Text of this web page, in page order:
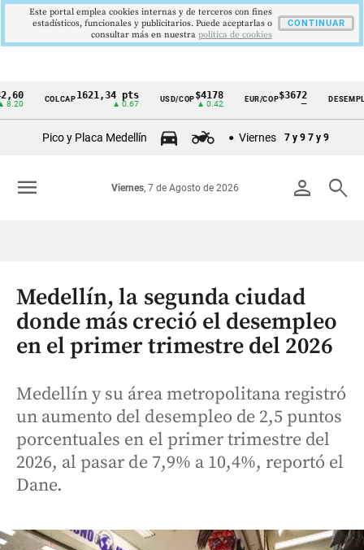
Cintillo
Colombia
COLCAP1621,34 pts USD/COP$4178
▲ 0.42
EUR/COP$3672
—
DESEMPLEO9,9
▼
Pico y Placa Medellín Viernes 7 y 9 7 y 9
person search
Viernes, 7 de Agosto de 2026
menu
Medellín, la segunda ciudad
donde más creció el desempleo
en el primer trimestre del 2026
Medellín y su área metropolitana registró
un aumento del desempleo de 2,5 puntos
porcentuales en el primer trimestre del
2026, al pasar de 7,9% a 10,4%, reportó el
Dane.
Este portal emplea cookies internas y de terceros con fines
estadísticos, funcionales y publicitarios. Puede aceptarlas o
consultar más en nuestra politica de cookies
CONTINUAR